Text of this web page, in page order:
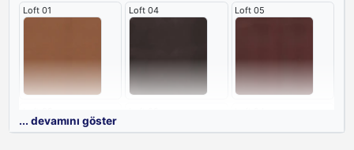
Loft 01 Loft 04 Loft 05
... devamını göster